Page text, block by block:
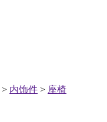
> 内饰件 > 座椅